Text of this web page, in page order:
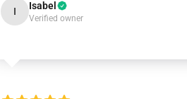
I Isabel
Verified owner